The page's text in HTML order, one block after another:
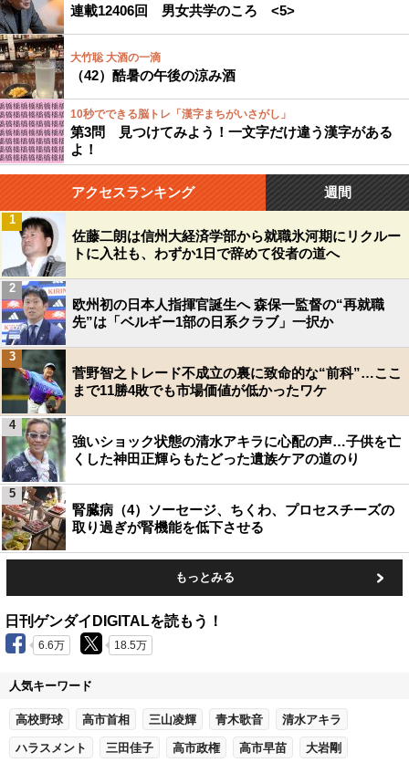
連載12406回 男女共学のころ <5>
大竹聡 大酒の一滴
（42）酷暑の午後の涼み酒
10秒でできる脳トレ「漢字まちがいさがし」
第3問 見つけてみよう！一文字だけ違う漢字がある
よ！
アクセスランキング 週間
佐藤二朗は信州大経済学部から就職氷河期にリクルー
トに入社も、わずか1日で辞めて役者の道へ
1
欧州初の日本人指揮官誕生へ 森保一監督の“再就職
先”は「ベルギー1部の日系クラブ」一択か
2
菅野智之トレード不成立の裏に致命的な“前科”…ここ
まで11勝4敗でも市場価値が低かったワケ
3
強いショック状態の清水アキラに心配の声…子供を亡
くした神田正輝らもたどった遺族ケアの道のり
4
腎臓病（4）ソーセージ、ちくわ、プロセスチーズの
取り過ぎが腎機能を低下させる
5
もっとみる
日刊ゲンダイDIGITALを読もう！
6.6万 18.5万
人気キーワード
高校野球 高市首相 三山凌輝 青木歌音 清水アキラ
ハラスメント 三田佳子 高市政権 高市早苗 大岩剛